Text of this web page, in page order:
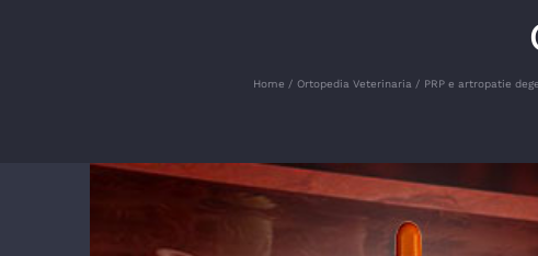
Home Ortopedia Veterinaria PRP e artropatie
Ingrandisci